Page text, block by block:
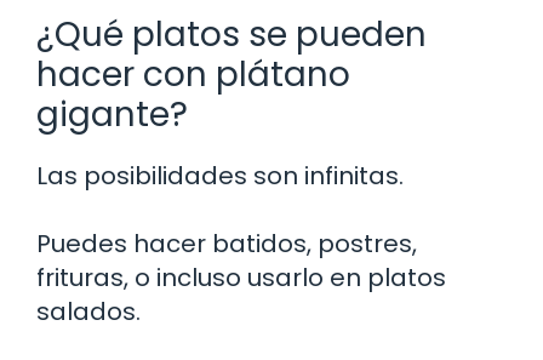
¿Qué platos se pueden
hacer con plátano
gigante?
Las posibilidades son infinitas.
Puedes hacer batidos, postres,
frituras, o incluso usarlo en platos
salados.